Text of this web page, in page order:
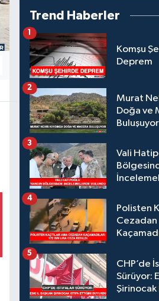
Trend Haberler
Komşu
Deprem
1
Murat
Doğa ve
Buluşuyor
2
Vali
3
Polisten
Cezadan
4
CHP’de
Sürüyor:
Şirinocak
5